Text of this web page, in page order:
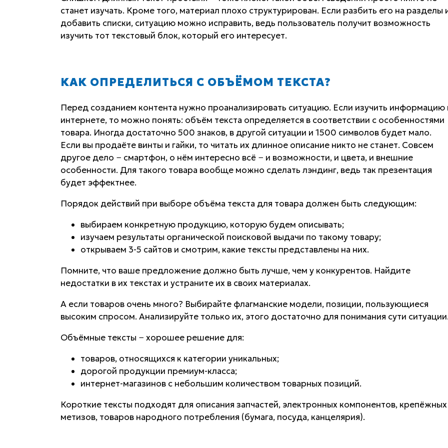
станет изучать. Кроме того, материал плохо структурирован. Если разбить его на разделы
добавить списки, ситуацию можно исправить, ведь пользователь получит возможность
изучить тот текстовый блок, который его интересует.
КАК ОПРЕДЕЛИТЬСЯ С ОБЪЁМОМ ТЕКСТА?
Перед созданием контента нужно проанализировать ситуацию. Если изучить информацию
интернете, то можно понять: объём текста определяется в соответствии с особенностями
товара. Иногда достаточно 500 знаков, в другой ситуации и 1500 символов будет мало.
Если вы продаёте винты и гайки, то читать их длинное описание никто не станет. Совсем
другое дело − смартфон, о нём интересно всё − и возможности, и цвета, и внешние
особенности. Для такого товара вообще можно сделать лэндинг, ведь так презентация
будет эффектнее.
Порядок действий при выборе объёма текста для товара должен быть следующим:
выбираем конкретную продукцию, которую будем описывать;
изучаем результаты органической поисковой выдачи по такому товару;
открываем 3-5 сайтов и смотрим, какие тексты представлены на них.
Помните, что ваше предложение должно быть лучше, чем у конкурентов. Найдите
недостатки в их текстах и устраните их в своих материалах.
А если товаров очень много? Выбирайте флагманские модели, позиции, пользующиеся
высоким спросом. Анализируйте только их, этого достаточно для понимания сути
Объёмные тексты − хорошее решение для:
товаров, относящихся к категории уникальных;
дорогой продукции премиум-класса;
интернет-магазинов с небольшим количеством товарных позиций.
Короткие тексты подходят для описания запчастей, электронных компонентов, крепёжных
метизов, товаров народного потребления (бумага, посуда, канцелярия).